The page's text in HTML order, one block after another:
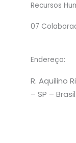
Recursos
07
Endereço:
R. Aquilino
– SP – Brasil.